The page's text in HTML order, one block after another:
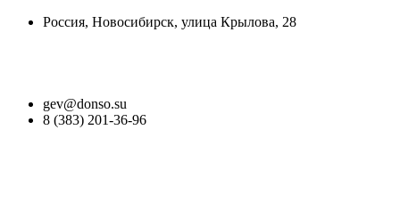
ПерейтиРоссия, Новосибирск, улица Крылова, 28
gev@donso.su
8 (383) 201-36-96